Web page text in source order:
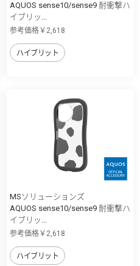
AQUOS sense10/sense9 耐衝撃ハ
イブリッ...
参考価格￥2,618
ハイブリット
MSソリューションズ
AQUOS sense10/sense9 耐衝撃ハ
イブリッ...
参考価格￥2,618
ハイブリット